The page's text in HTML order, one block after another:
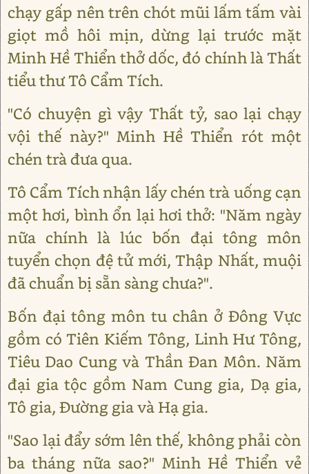
chạy gấp nên trên chót mũi lấm tấm vài
giọt mồ hôi mịn, dừng lại trước mặt
Minh Hề Thiển thở dốc, đó chính là Thất
tiểu thư Tô Cẩm Tích.
"Có chuyện gì vậy Thất tỷ, sao lại chạy
vội thế này?" Minh Hề Thiển rót một
chén trà đưa qua.
Tô Cẩm Tích nhận lấy chén trà uống cạn
một hơi, bình ổn lại hơi thở: "Năm ngày
nữa chính là lúc bốn đại tông môn
tuyển chọn đệ tử mới, Thập Nhất, muội
đã chuẩn bị sẵn sàng chưa?".
Bốn đại tông môn tu chân ở Đông Vực
gồm có Tiên Kiếm Tông, Linh Hư Tông,
Tiêu Dao Cung và Thần Đan Môn. Năm
đại gia tộc gồm Nam Cung gia, Dạ gia,
Tô gia, Đường gia và Hạ gia.
"Sao lại đẩy sớm lên thế, không phải còn
ba tháng nữa sao?" Minh Hề Thiển vẻ